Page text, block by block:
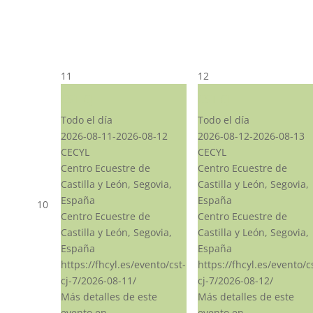
10
11
Todo el día
2026-08-11-2026-08-12
CECYL
Centro Ecuestre de
Castilla y León, Segovia,
España
Centro Ecuestre de
Castilla y León, Segovia,
España
https://fhcyl.es/evento/cst-
cj-7/2026-08-11/
Más detalles de este
12
Todo el día
2026-08-12-2026-08-13
CECYL
Centro Ecuestre de
Castilla y León, Segovia,
España
Centro Ecuestre de
Castilla y León, Segovia,
España
https://fhcyl.es/evento/
cj-7/2026-08-12/
Más detalles de este